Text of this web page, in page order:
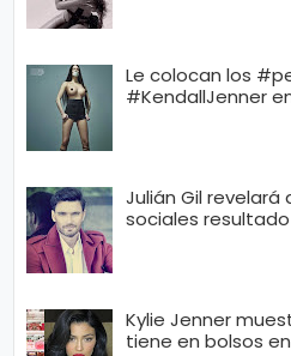
Le colocan los
#KendallJenner
Julián Gil
sociales resultado
Kylie Jenner
tiene en bolsos